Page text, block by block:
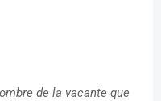
de la vacante que